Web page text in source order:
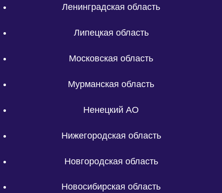
Ленинградская область
Липецкая область
Московская область
Мурманская область
Ненецкий АО
Нижегородская область
Новгородская область
Новосибирская область